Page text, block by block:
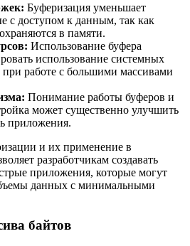
Буферизация уменьшает
с доступом к данным, так как
в памяти.
Использование буфера
использование системных
при работе с большими массивами
Понимание работы буферов и
может существенно улучшить
приложения.
и их применение в
разработчикам создавать
приложения, которые могут
данных с минимальными
байтов